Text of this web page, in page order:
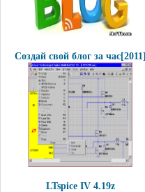
Создай свой блог за час[2011]
LTspice IV 4.19z